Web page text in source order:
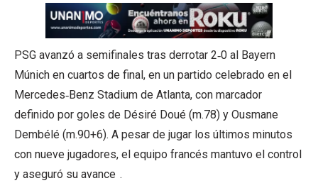
PSG avanzó a semifinales tras derrotar 2‑0 al Bayern
Múnich en cuartos de final, en un partido celebrado en el
Mercedes‑Benz Stadium de Atlanta, con marcador
definido por goles de Désiré Doué (m.78) y Ousmane
Dembélé (m.90+6). A pesar de jugar los últimos minutos
con nueve jugadores, el equipo francés mantuvo el control
y aseguró su avance .